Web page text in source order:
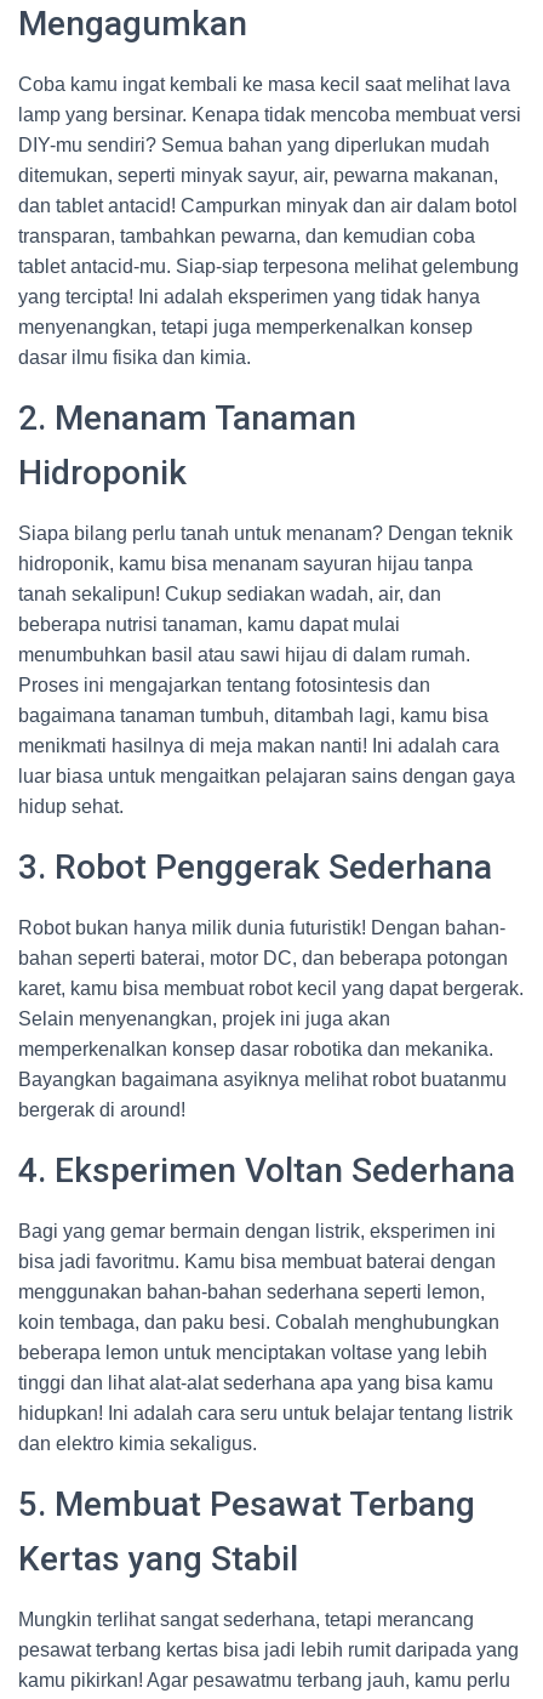
Mengagumkan
Coba kamu ingat kembali ke masa kecil saat melihat lava
lamp yang bersinar. Kenapa tidak mencoba membuat versi
DIY-mu sendiri? Semua bahan yang diperlukan mudah
ditemukan, seperti minyak sayur, air, pewarna makanan,
dan tablet antacid! Campurkan minyak dan air dalam botol
transparan, tambahkan pewarna, dan kemudian coba
tablet antacid-mu. Siap-siap terpesona melihat gelembung
yang tercipta! Ini adalah eksperimen yang tidak hanya
menyenangkan, tetapi juga memperkenalkan konsep
dasar ilmu fisika dan kimia.
2. Menanam Tanaman
Hidroponik
Siapa bilang perlu tanah untuk menanam? Dengan teknik
hidroponik, kamu bisa menanam sayuran hijau tanpa
tanah sekalipun! Cukup sediakan wadah, air, dan
beberapa nutrisi tanaman, kamu dapat mulai
menumbuhkan basil atau sawi hijau di dalam rumah.
Proses ini mengajarkan tentang fotosintesis dan
bagaimana tanaman tumbuh, ditambah lagi, kamu bisa
menikmati hasilnya di meja makan nanti! Ini adalah cara
luar biasa untuk mengaitkan pelajaran sains dengan gaya
hidup sehat.
3. Robot Penggerak Sederhana
Robot bukan hanya milik dunia futuristik! Dengan bahan-
bahan seperti baterai, motor DC, dan beberapa potongan
karet, kamu bisa membuat robot kecil yang dapat bergerak.
Selain menyenangkan, projek ini juga akan
memperkenalkan konsep dasar robotika dan mekanika.
Bayangkan bagaimana asyiknya melihat robot buatanmu
bergerak di around!
4. Eksperimen Voltan Sederhana
Bagi yang gemar bermain dengan listrik, eksperimen ini
bisa jadi favoritmu. Kamu bisa membuat baterai dengan
menggunakan bahan-bahan sederhana seperti lemon,
koin tembaga, dan paku besi. Cobalah menghubungkan
beberapa lemon untuk menciptakan voltase yang lebih
tinggi dan lihat alat-alat sederhana apa yang bisa kamu
hidupkan! Ini adalah cara seru untuk belajar tentang listrik
dan elektro kimia sekaligus.
5. Membuat Pesawat Terbang
Kertas yang Stabil
Mungkin terlihat sangat sederhana, tetapi merancang
pesawat terbang kertas bisa jadi lebih rumit daripada yang
kamu pikirkan! Agar pesawatmu terbang jauh, kamu perlu